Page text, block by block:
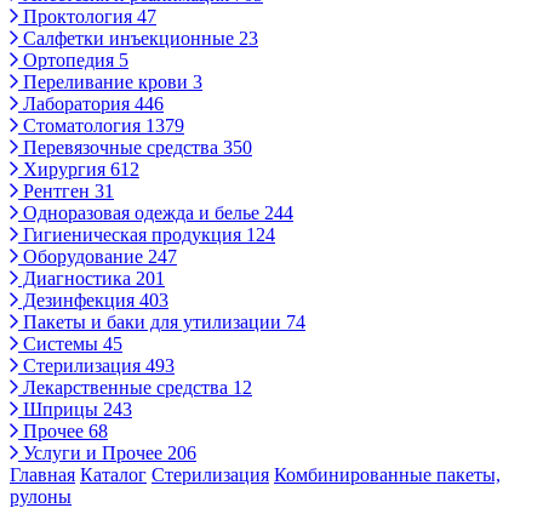
Проктология 47
Салфетки инъекционные 23
Ортопедия 5
Переливание крови 3
Лаборатория 446
Стоматология 1379
Перевязочные средства 350
Хирургия 612
Рентген 31
Одноразовая одежда и белье 244
Гигиеническая продукция 124
Оборудование 247
Диагностика 201
Дезинфекция 403
Пакеты и баки для утилизации 74
Системы 45
Стерилизация 493
Лекарственные средства 12
Шприцы 243
Прочее 68
Услуги и Прочее 206
Главная Каталог Стерилизация Комбинированные пакеты,
рулоны